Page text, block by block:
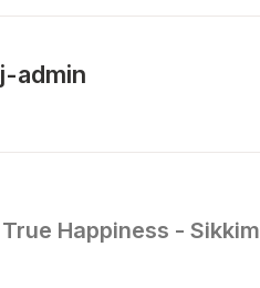
admin
Happiness - Sikkim